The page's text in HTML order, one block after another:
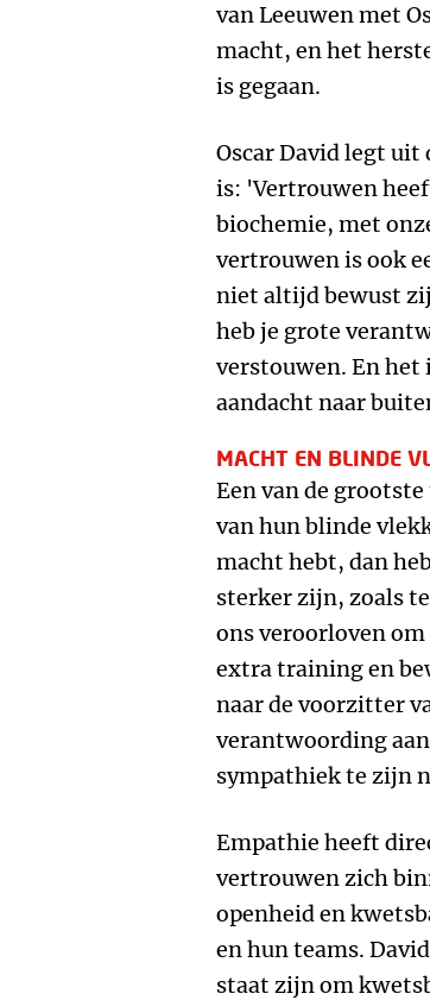
van Leeuwen met
macht, en het
is gegaan.
Oscar David legt
is: 'Vertrouwen
biochemie, met
vertrouwen is ook
niet altijd bewust
heb je grote
verstouwen. En het
aandacht naar
MACHT EN BLINDE
Een van de
van hun blinde
macht hebt, dan
sterker zijn, zoals
ons veroorloven
extra training en
naar de voorzitter
verantwoording
sympathiek te zijn
Empathie heeft
vertrouwen zich
openheid en
en hun teams.
staat zijn om